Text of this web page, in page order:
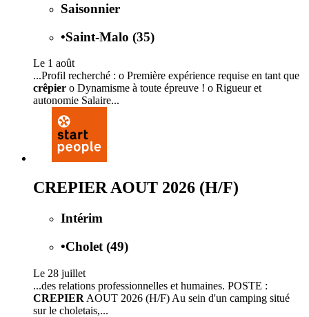
Saisonnier
•Saint-Malo (35)
Le 1 août
...Profil recherché : o Première expérience requise en tant que
crêpier o Dynamisme à toute épreuve ! o Rigueur et
autonomie Salaire...
CREPIER AOUT 2026 (H/F)
Intérim
•Cholet (49)
Le 28 juillet
...des relations professionnelles et humaines. POSTE :
CREPIER AOUT 2026 (H/F) Au sein d'un camping situé
sur le choletais,...